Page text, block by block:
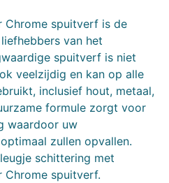
Chrome spuitverf is de
van het
spuitverf is niet
veelzijdig en kan op alle
inclusief hout, metaal,
formule zorgt voor
waardoor uw
zullen opvallen.
schittering met
Chrome spuitverf.